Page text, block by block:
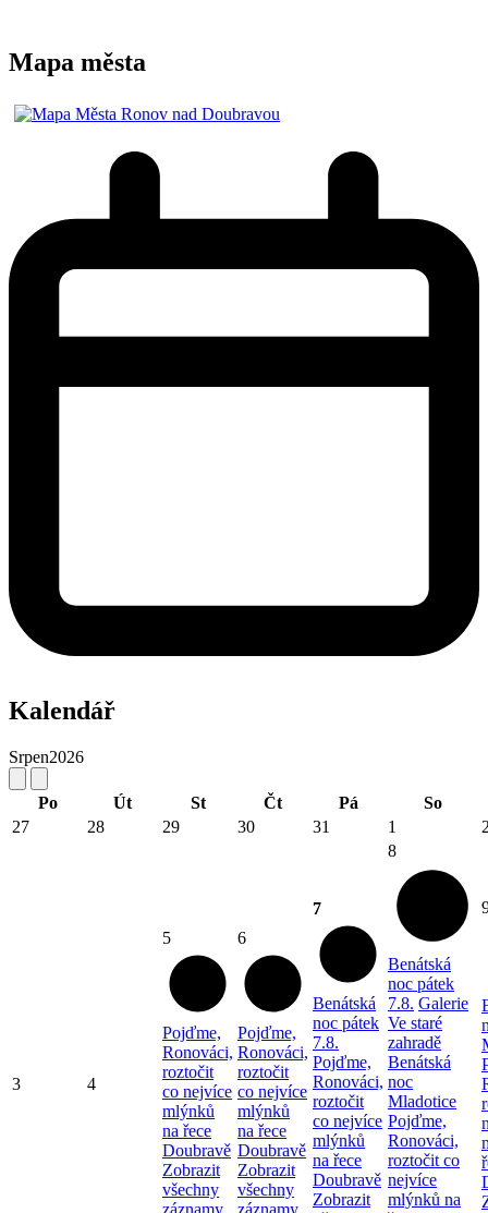
Mapa města
Kalendář
Srpen2026
Po Út St Čt Pá
So
27
28 29 30 31 1
3 4
5
Pojďme,
Ronováci,
roztočit
co nejvíce
mlýnků
na řece
Doubravě
Zobrazit
všechny
záznamy
6
Pojďme,
Ronováci,
roztočit
co nejvíce
mlýnků
na řece
Doubravě
Zobrazit
všechny
záznamy
7
Benátská
noc pátek
7.8.
Pojďme,
Ronováci,
roztočit
co nejvíce
mlýnků
na řece
Doubravě
Zobrazit
8
Benátská
noc pátek
7.8. Galerie
Ve staré
zahradě
Benátská
noc
Mladotice
Pojďme,
Ronováci,
roztočit co
nejvíce
mlýnků na